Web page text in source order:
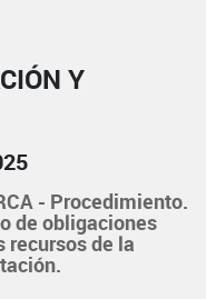
Y
- Procedimiento.
de obligaciones
recursos de la